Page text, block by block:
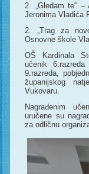
2. „Gledam te“
Jeronima Vladića
2. „Trag za
Osnovne škole
OŠ Kardinala
učenik
9.razreda,
županijskog
Vukovaru.
Nagrađenim
uručene su
za odličnu